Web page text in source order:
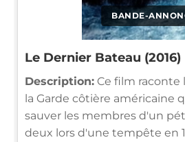
BANDE-
Le Dernier Bateau (2016)
Description: Ce film raconte
la Garde côtière américaine
sauver les membres d'un
deux lors d'une tempête en